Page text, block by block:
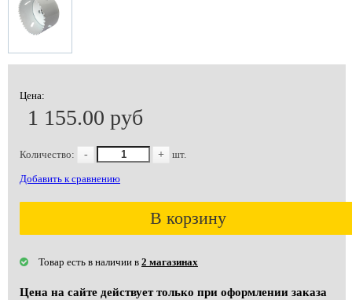
Цена:
1 155.00 руб
Количество: - + шт.
Добавить к сравнению
В корзину
Товар есть в наличии в 2 магазинах
Цена на сайте действует только при оформлении заказа